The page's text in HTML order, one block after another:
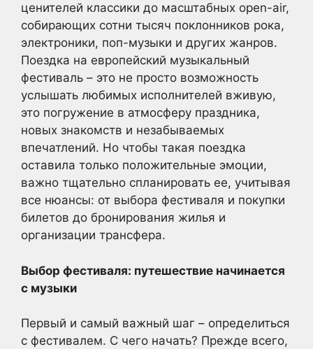
ценителей классики до масштабных open-air,
собирающих сотни тысяч поклонников рока,
электроники, поп-музыки и других жанров.
Поездка на европейский музыкальный
фестиваль – это не просто возможность
услышать любимых исполнителей вживую,
это погружение в атмосферу праздника,
новых знакомств и незабываемых
впечатлений. Но чтобы такая поездка
оставила только положительные эмоции,
важно тщательно спланировать ее, учитывая
все нюансы: от выбора фестиваля и покупки
билетов до бронирования жилья и
организации трансфера.
Выбор фестиваля: путешествие начинается
с музыки
Первый и самый важный шаг – определиться
с фестивалем. С чего начать? Прежде всего,